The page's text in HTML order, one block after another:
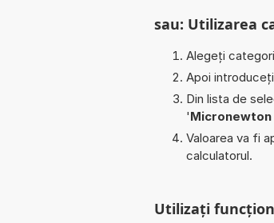
sau: Utilizarea
Alegeți
Apoi
Din lista de
'
Valoarea va fi
calculatorul.
Utilizați